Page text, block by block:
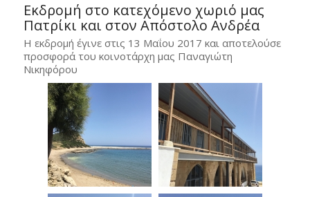
Εκδρομή στο κατεχόμενο χωριό μας
Πατρίκι και στον Απόστολο Ανδρέα
Η εκδρομή έγινε στις 13 Μαΐου 2017 και αποτελούσε
προσφορά του κοινοτάρχη μας Παναγιώτη
Νικηφόρου